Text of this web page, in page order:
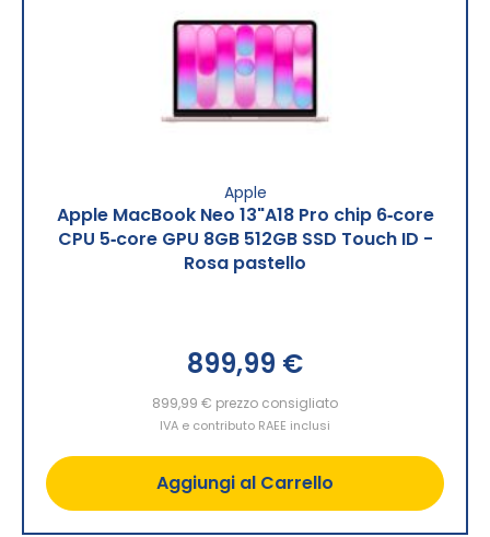
Apple
Apple MacBook Neo 13"A18 Pro chip 6‑core
CPU 5‑core GPU 8GB 512GB SSD Touch ID -
Rosa pastello
899,99 €
899,99 € prezzo consigliato
IVA e contributo RAEE inclusi
Aggiungi al Carrello